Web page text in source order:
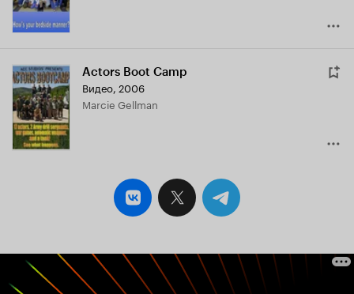
Actors Boot Camp
Видео, 2006
Marcie Gellman